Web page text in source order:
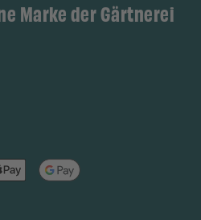
Marke der Gärtnerei